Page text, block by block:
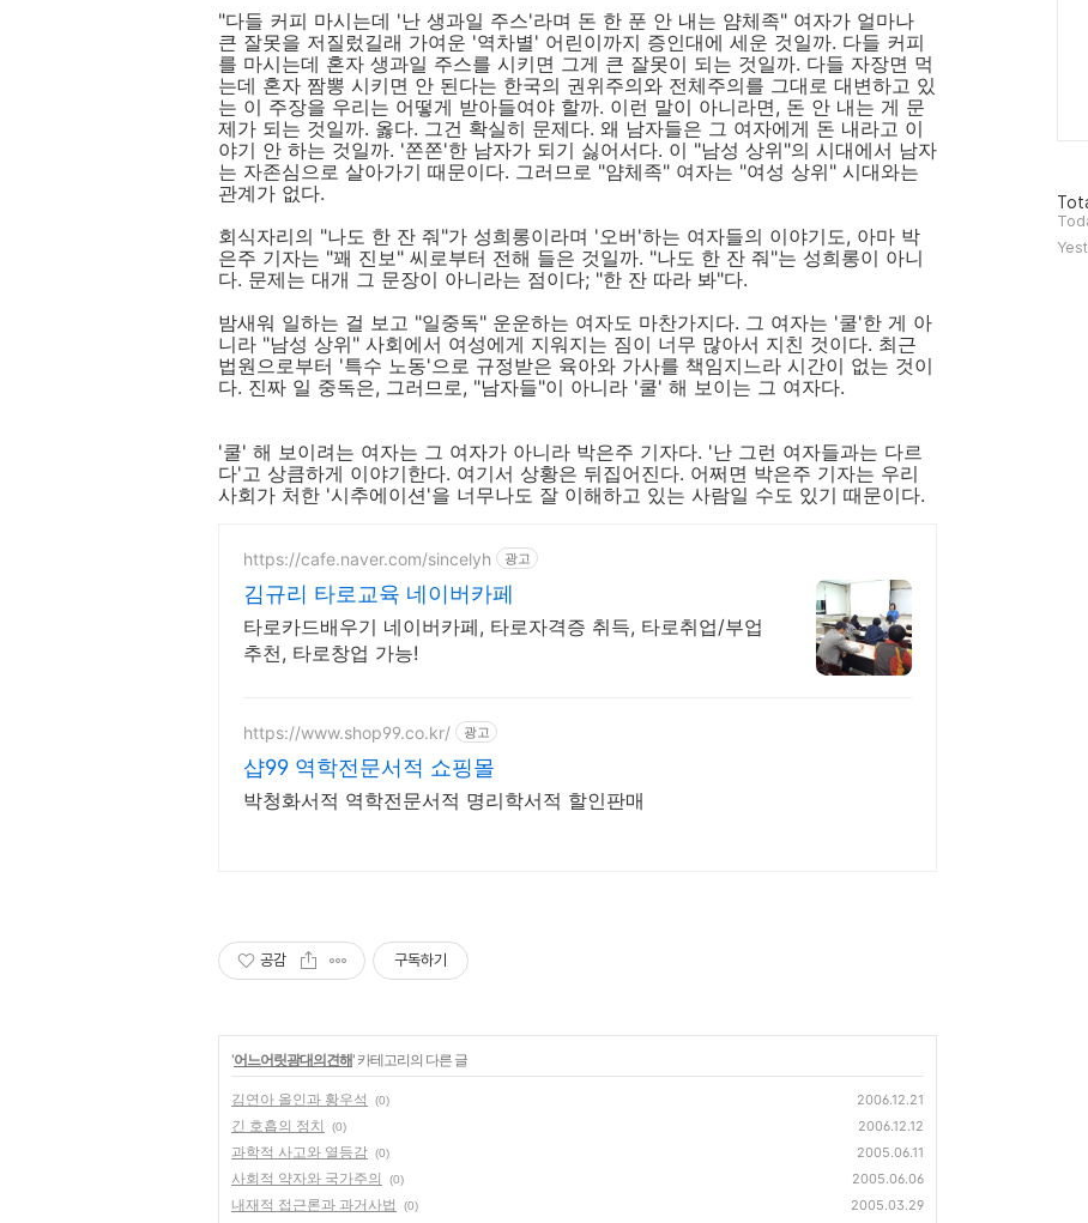
"다들 커피 마시는데 '난 생과일 주스'라며 돈 한 푼 안 내는 얌체족" 여자가 얼마나
큰 잘못을 저질렀길래 가여운 '역차별' 어린이까지 증인대에 세운 것일까. 다들 커피
를 마시는데 혼자 생과일 주스를 시키면 그게 큰 잘못이 되는 것일까. 다들 자장면 먹
는데 혼자 짬뽕 시키면 안 된다는 한국의 권위주의와 전체주의를 그대로 대변하고 있
는 이 주장을 우리는 어떻게 받아들여야 할까. 이런 말이 아니라면, 돈 안 내는 게 문
제가 되는 것일까. 옳다. 그건 확실히 문제다. 왜 남자들은 그 여자에게 돈 내라고 이
야기 안 하는 것일까. '쫀쫀'한 남자가 되기 싫어서다. 이 "남성 상위"의 시대에서 남자
는 자존심으로 살아가기 때문이다. 그러므로 "얌체족" 여자는 "여성 상위" 시대와는
관계가 없다.
회식자리의 "나도 한 잔 줘"가 성희롱이라며 '오버'하는 여자들의 이야기도, 아마 박
은주 기자는 "꽤 진보" 씨로부터 전해 들은 것일까. "나도 한 잔 줘"는 성희롱이 아니
다. 문제는 대개 그 문장이 아니라는 점이다; "한 잔 따라 봐"다.
밤새워 일하는 걸 보고 "일중독" 운운하는 여자도 마찬가지다. 그 여자는 '쿨'한 게 아
니라 "남성 상위" 사회에서 여성에게 지워지는 짐이 너무 많아서 지친 것이다. 최근
법원으로부터 '특수 노동'으로 규정받은 육아와 가사를 책임지느라 시간이 없는 것이
다. 진짜 일 중독은, 그러므로, "남자들"이 아니라 '쿨' 해 보이는 그 여자다.
'쿨' 해 보이려는 여자는 그 여자가 아니라 박은주 기자다. '난 그런 여자들과는 다르
다'고 상큼하게 이야기한다. 여기서 상황은 뒤집어진다. 어쩌면 박은주 기자는 우리
사회가 처한 '시추에이션'을 너무나도 잘 이해하고 있는 사람일 수도 있기 때문이다.
https://cafe.naver.com/sincelyh 광고
김규리 타로교육 네이버카페
타로카드배우기 네이버카페, 타로자격증 취득, 타로취업/부업
추천, 타로창업 가능!
https://www.shop99.co.kr/ 광고
샵99 역학전문서적 쇼핑몰
박청화서적 역학전문서적 명리학서적 할인판매
공감 구독하기
'어느어릿광대의견해' 카테고리의 다른 글
김연아 올인과 황우석 (0) 2006.12.21
긴 호흡의 정치 (0) 2006.12.12
과학적 사고와 열등감 (0) 2005.06.11
사회적 약자와 국가주의 (0) 2005.06.06
내재적 접근론과 과거사법 (0) 2005.03.29
방
문
자
수